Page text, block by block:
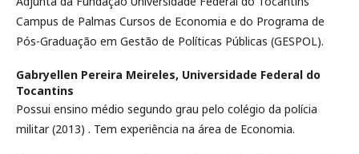
Campus de Palmas Cursos de Economia e do Programa de
Pós-Graduação em Gestão de Políticas Públicas (GESPOL).
Gabryellen Pereira Meireles, Universidade Federal do
Tocantins
Possui ensino médio segundo grau pelo colégio da polícia
militar (2013) . Tem experiência na área de Economia.